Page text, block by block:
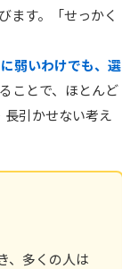
ます。「せっかく
弱いわけでも、選
ことで、ほとんど
引かせない考え
、多くの人は